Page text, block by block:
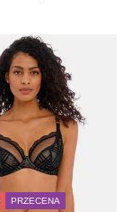
PRZECENA